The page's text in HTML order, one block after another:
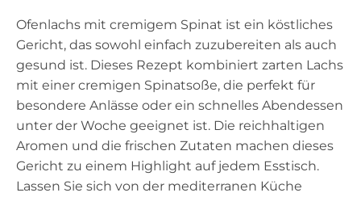
Ofenlachs mit cremigem Spinat ist ein köstliches
Gericht, das sowohl einfach zuzubereiten als auch
gesund ist. Dieses Rezept kombiniert zarten Lachs
mit einer cremigen Spinatsoße, die perfekt für
besondere Anlässe oder ein schnelles Abendessen
unter der Woche geeignet ist. Die reichhaltigen
Aromen und die frischen Zutaten machen dieses
Gericht zu einem Highlight auf jedem Esstisch.
Lassen Sie sich von der mediterranen Küche